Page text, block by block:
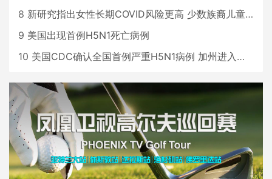
8 新研究指出女性长期COVID风险更高 少数族裔儿童存在差异
9 美国出现首例H5N1死亡病例
10 美国CDC确认全国首例严重H5N1病例 加州进入紧急状态